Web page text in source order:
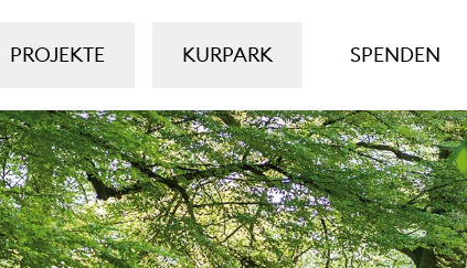
PROJEKTE KURPARK SPENDEN